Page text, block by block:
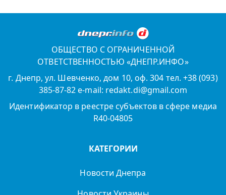
ОБЩЕСТВО С ОГРАНИЧЕННОЙ
ОТВЕТСТВЕННОСТЬЮ «ДНЕПР.ИНФО»
г. Днепр, ул. Шевченко, дом 10, оф. 304 тел. +38 (093)
385-87-82 e-mail: redakt.di@gmail.com
Идентификатор в реестре субъектов в сфере медиа
R40-04805
КАТЕГОРИИ
Новости Днепра